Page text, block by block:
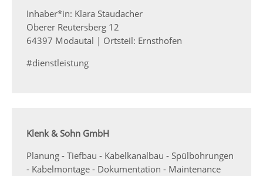
Inhaber*in: Klara Staudacher
Oberer Reutersberg 12
64397 Modautal | Ortsteil: Ernsthofen
#dienstleistung
Klenk & Sohn GmbH
Planung - Tiefbau - Kabelkanalbau - Spülbohrungen
- Kabelmontage - Dokumentation - Maintenance